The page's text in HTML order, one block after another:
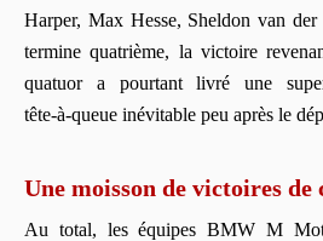
Harper, Max Hesse, Sheldon van
termine quatrième, la victoire
quatuor a pourtant livré une
tête‑à‑queue inévitable peu après le
Une moisson de victoires
Au total, les équipes BMW M